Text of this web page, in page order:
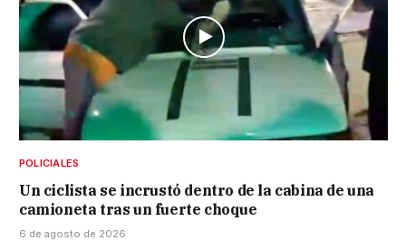
POLICIALES
Un ciclista se incrustó dentro de la cabina de una
camioneta tras un fuerte choque
6 de agosto de 2026